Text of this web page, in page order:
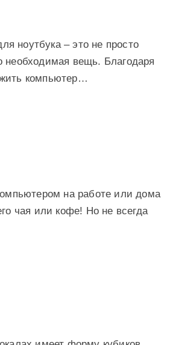
ноутбука – это не просто
необходимая вещь. Благодаря
компьютер…
на работе или дома
чая или кофе! Но не всегда